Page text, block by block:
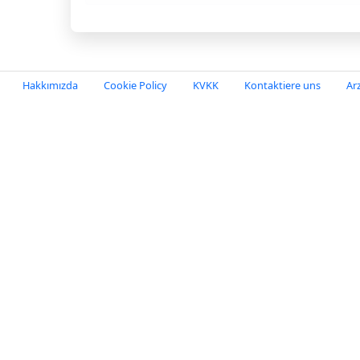
Hakkımızda Cookie Policy KVKK Kontaktiere uns